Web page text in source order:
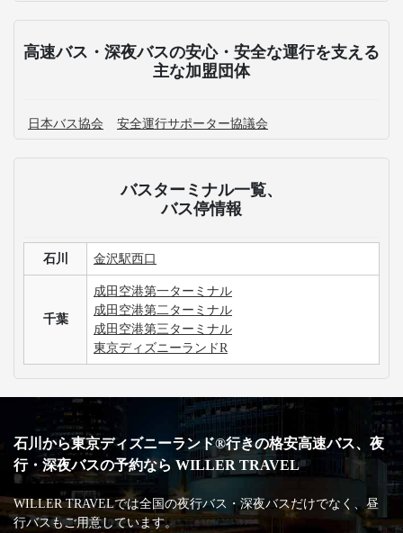
高速バス・深夜バスの安心・安全な運行を支える
主な加盟団体
日本バス協会 安全運行サポーター協議会
バスターミナル一覧、
バス停情報
石川 金沢駅西口
千葉
成田空港第一ターミナル
成田空港第二ターミナル
成田空港第三ターミナル
東京ディズニーランドR
石川から東京ディズニーランド®行きの格安高速バス、夜
行・深夜バスの予約なら WILLER TRAVEL
WILLER TRAVELでは全国の夜行バス・深夜バスだけでなく、昼
行バスもご用意しています。